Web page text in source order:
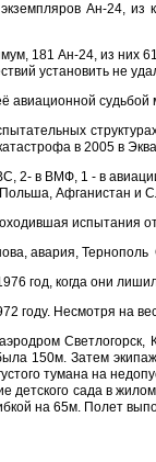
Ан-24,
181 Ан-24, из
установить не
авиационной
в 2005 в
2- в ВМФ, 1 - в
Афганистан и
испытания
авария,
год, когда они
Несмотря на
150м. Затем
тумана на
детского сада в
на 65м. Полет